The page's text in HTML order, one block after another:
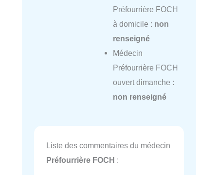
Préfourrière FOCH
à domicile : non
renseigné
Médecin
Préfourrière FOCH
ouvert dimanche :
non renseigné
Liste des commentaires du médecin
Préfourrière FOCH :